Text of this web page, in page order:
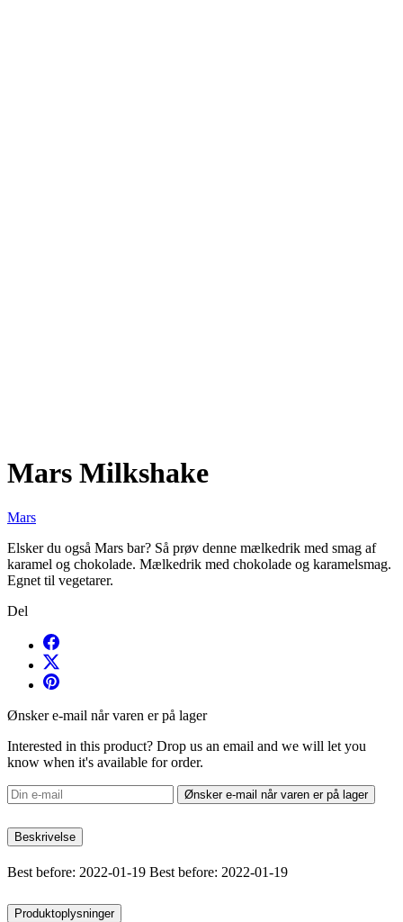
Mars Milkshake
Mars
Elsker du også Mars bar? Så prøv denne mælkedrik med smag af
karamel og chokolade. Mælkedrik med chokolade og karamelsmag.
Egnet til vegetarer.
Del
Ønsker e-mail når varen er på lager
Interested in this product? Drop us an email and we will let you
know when it's available for order.
Ønsker e-mail når varen er på lager
Beskrivelse
Best before: 2022-01-19 Best before: 2022-01-19
Produktoplysninger